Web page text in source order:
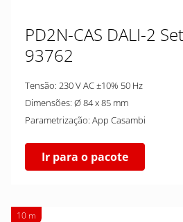
PD2N-CAS DALI-2
93762
Tensão: 230 V AC ±10% 50 Hz
Dimensões: Ø 84 x 85 mm
Parametrização: App Casambi
Ir para o pacote
10 m